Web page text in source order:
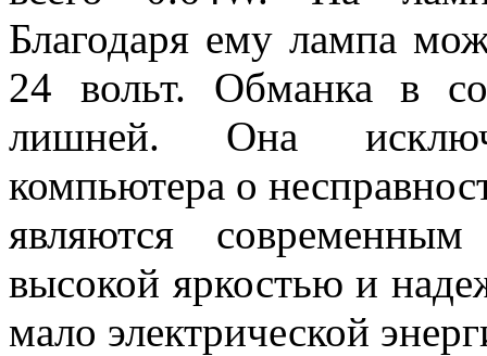
Благодаря ему лампа
24 вольт. Обманка в
лишней. Она
компьютера о
являются
высокой яркостью и
мало электрической